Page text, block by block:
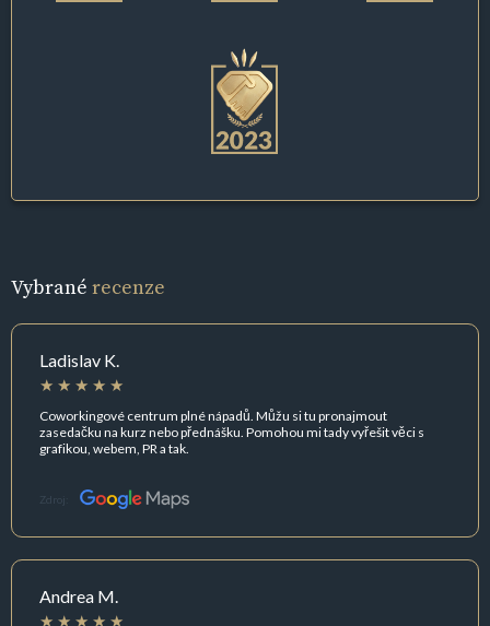
Vybrané recenze
Ladislav K.
Coworkingové centrum plné nápadů. Můžu si tu pronajmout
zasedačku na kurz nebo přednášku. Pomohou mi tady vyřešit věci s
grafikou, webem, PR a tak.
Zdroj:
Andrea M.